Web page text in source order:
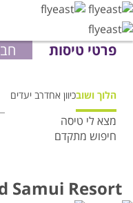
פרטי טיסות
הלוך ושובכיוון אחדרב יעדים
מצא לי טיסה
חיפוש מתקדם
הנוספות
מוצגות
Samui Resort